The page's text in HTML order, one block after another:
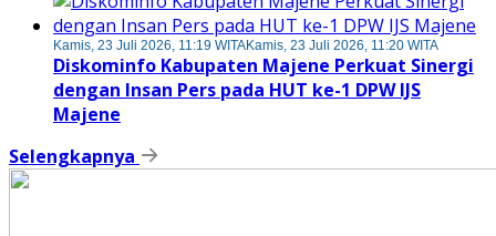
Kamis, 23 Juli 2026, 11:19 WITAKamis, 23 Juli 2026, 11:20 WITA
Diskominfo Kabupaten Majene Perkuat Sinergi
dengan Insan Pers pada HUT ke-1 DPW IJS
Majene
Selengkapnya